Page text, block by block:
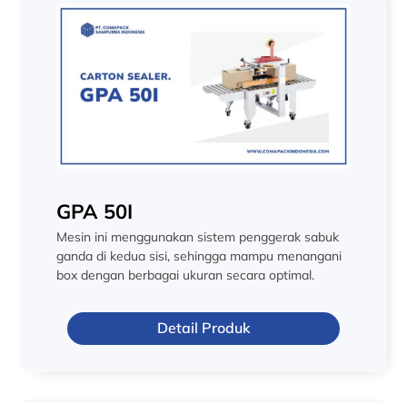
GPA 50I
Mesin ini menggunakan sistem penggerak sabuk
ganda di kedua sisi, sehingga mampu menangani
box dengan berbagai ukuran secara optimal.
Detail Produk